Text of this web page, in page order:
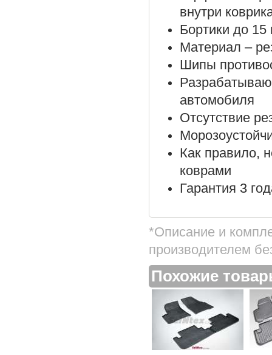
внутри
Бортики до
Материал –
Шипы
автомобиля
Отсутствие
Как правило,
коврами
Гарантия 3
*Описание и
производителем
Похожие